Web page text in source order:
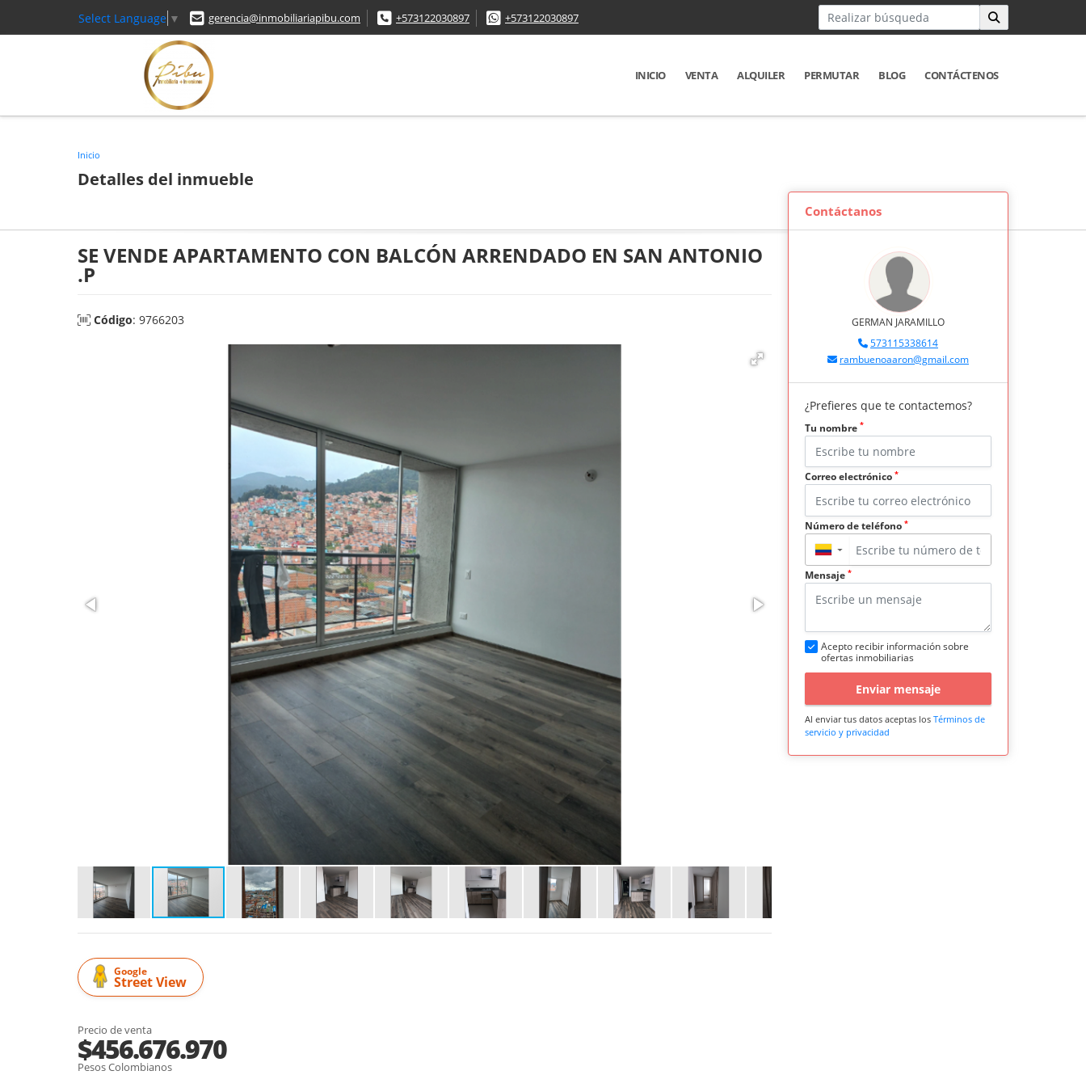
Select Language ▼ gerencia@inmobiliariapibu.com +573122030897 +573122030897
INICIO VENTA ALQUILER PERMUTAR BLOG CONTÁCTENOS
Inicio
Detalles del inmueble
SE VENDE APARTAMENTO CON BALCÓN ARRENDADO EN SAN ANTONIO
.P
Código: 9766203
Google
Street View
Precio de venta
$456.676.970
Pesos Colombianos
Contáctanos
GERMAN JARAMILLO
573115338614
rambuenoaaron@gmail.com
¿Prefieres que te contactemos?
Tu nombre *
Correo electrónico *
Número de teléfono *
▼
Mensaje *
Acepto recibir información sobre
ofertas inmobiliarias
Enviar mensaje
Al enviar tus datos aceptas los Términos de
servicio y privacidad